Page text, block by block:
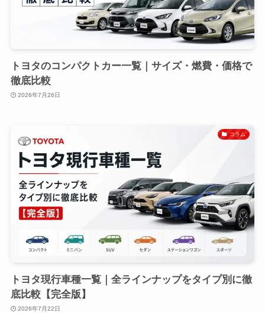
トヨタのコンパクトカー一覧｜サイズ・燃費・価格で
徹底比較
2026年7月26日
コラム
トヨタ現行車種一覧｜全ラインナップをタイプ別に徹
底比較【完全版】
2026年7月22日